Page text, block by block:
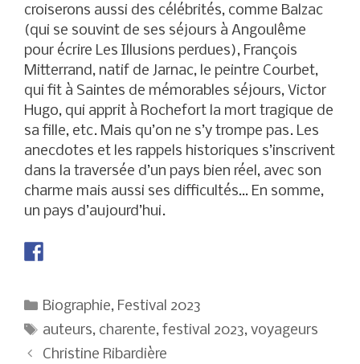
croiserons aussi des célébrités, comme Balzac
(qui se souvint de ses séjours à Angoulême
pour écrire Les Illusions perdues), François
Mitterrand, natif de Jarnac, le peintre Courbet,
qui fit à Saintes de mémorables séjours, Victor
Hugo, qui apprit à Rochefort la mort tragique de
sa fille, etc. Mais qu’on ne s’y trompe pas. Les
anecdotes et les rappels historiques s’inscrivent
dans la traversée d’un pays bien réel, avec son
charme mais aussi ses difficultés… En somme,
un pays d’aujourd’hui.
Catégories
Biographie, Festival 2023
Étiquettes
auteurs, charente,festival 2023,voyageurs
Navigation
Christine Ribardière